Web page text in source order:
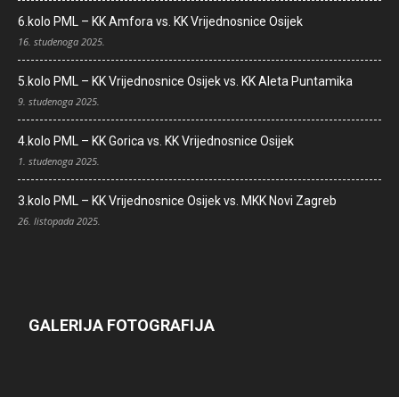
6.kolo PML – KK Amfora vs. KK Vrijednosnice Osijek
16. studenoga 2025.
5.kolo PML – KK Vrijednosnice Osijek vs. KK Aleta Puntamika
9. studenoga 2025.
4.kolo PML – KK Gorica vs. KK Vrijednosnice Osijek
1. studenoga 2025.
3.kolo PML – KK Vrijednosnice Osijek vs. MKK Novi Zagreb
26. listopada 2025.
GALERIJA FOTOGRAFIJA